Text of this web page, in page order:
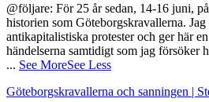
@följare: För 25 år sedan, 14-16 juni,
historien som Göteborgskravallerna. Jag
antikapitalistiska protester och ger här
händelserna samtidigt som jag försöker
... See MoreSee Less
Göteborgskravallerna och sanningen |